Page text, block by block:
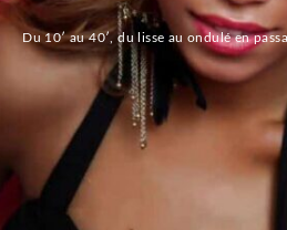
Du 10′ au 40′, du lisse au ondulé en